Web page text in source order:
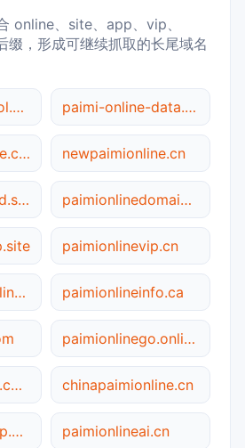
online、site、app、vip、
缀，形成可继续抓取的长尾域名
paimi-online-tool.com.cn paimi-online-data.com.cn
paimionlinehome.com newpaimionline.cn
paimionlinecloud.site paimionlinedomain.cn
paimionlinevip.cn
paimi-online-online.net paimionlineinfo.ca
paimionlinego.online
bestpaimionline.com chinapaimionline.cn
paimi-online-app.net paimionlineai.cn